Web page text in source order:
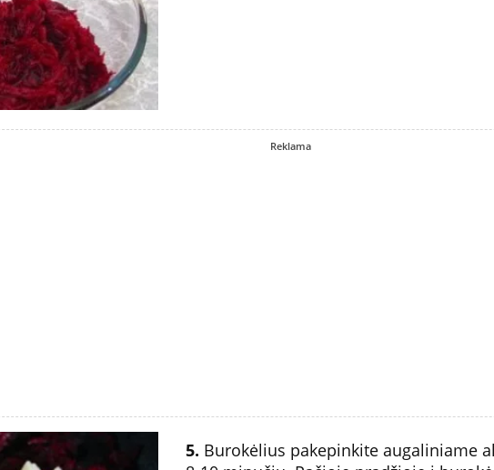
Reklama
5. Burokėlius pakepinkite augaliniame